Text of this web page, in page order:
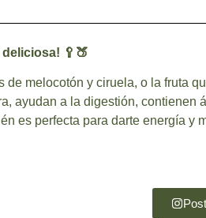
🥄🍑
de melocotón y ciruela, o la fruta
ayudan a la digestión,
es perfecta para darte energía